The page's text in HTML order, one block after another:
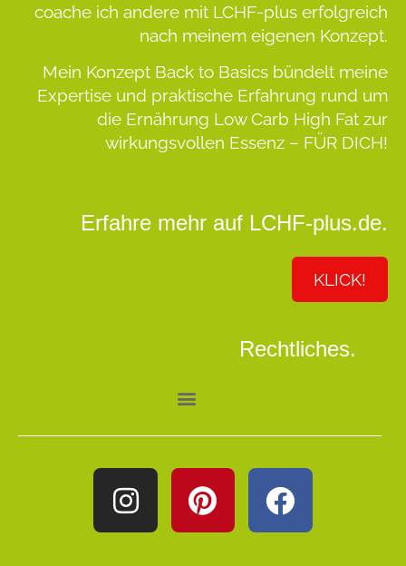
coache ich andere mit LCHF-plus erfolgreich
nach meinem eigenen Konzept.
Mein Konzept Back to Basics bündelt meine
Expertise und praktische Erfahrung rund um
die Ernährung Low Carb High Fat zur
wirkungsvollen Essenz – FÜR DICH!
Erfahre mehr auf LCHF-plus.de.
KLICK!
Rechtliches.